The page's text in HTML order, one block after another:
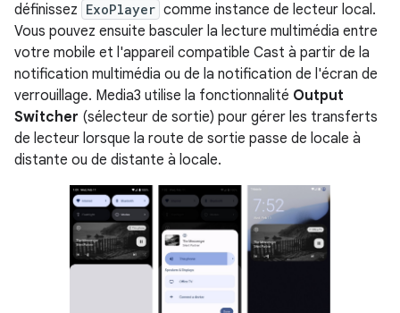
définissez ExoPlayer comme instance de lecteur local.
Vous pouvez ensuite basculer la lecture multimédia entre
votre mobile et l'appareil compatible Cast à partir de la
notification multimédia ou de la notification de l'écran de
verrouillage. Media3 utilise la fonctionnalité Output
Switcher (sélecteur de sortie) pour gérer les transferts
de lecteur lorsque la route de sortie passe de locale à
distante ou de distante à locale.